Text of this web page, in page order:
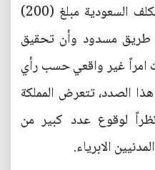
وخاصةً ان هذا النزاع الذي يكلف السعودية مبلغ (200)
طريق مسدود وأن تحقيق
امراً غير واقعي حسب رأي
الصدد، تتعرض المملكة
لوقوع عدد كبير من
الابرياء.